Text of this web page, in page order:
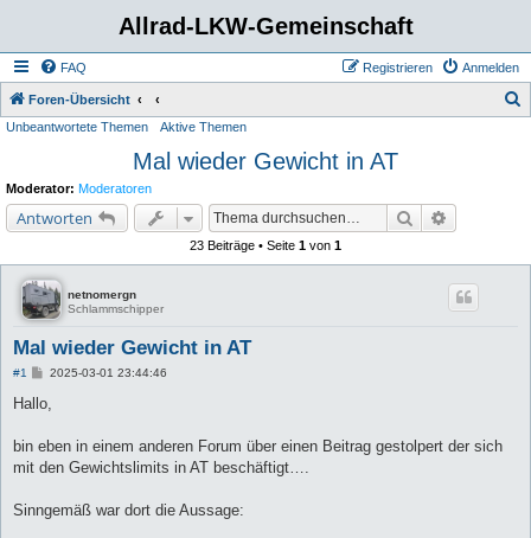
Allrad-LKW-Gemeinschaft
FAQ Anmelden
Registrieren
Foren-Übersicht
Unbeantwortete Themen Aktive Themen
Mal wieder Gewicht in AT
Moderator: Moderatoren
Antworten Suche
23 Beiträge • Seite 1 von 1
netnomergn
Schlammschipper
Mal wieder Gewicht in AT
#1
B
i
a
2025-03-01 23:44:46
Hallo,
bin eben in einem anderen Forum über einen Beitrag gestolpert der sich
mit den Gewichtslimits in AT beschäftigt….
Sinngemäß war dort die Aussage: